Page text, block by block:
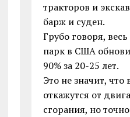
тракторов и
барж и суден.
Грубо говоря,
парк в США
90% за 20-25 лет.
Это не значит, что
откажутся от
сгорания, но